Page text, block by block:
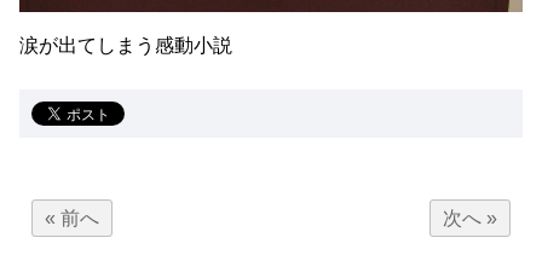
涙が出てしまう感動小説
« 前へ 次へ »